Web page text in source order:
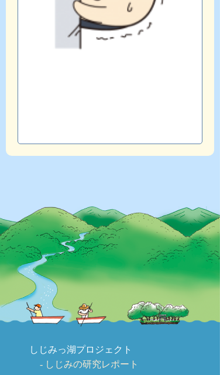
しじみっ湖プロジェクト
しじみの研究レポート